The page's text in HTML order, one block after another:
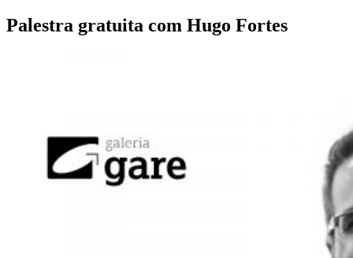
Palestra gratuita com Hugo Fortes